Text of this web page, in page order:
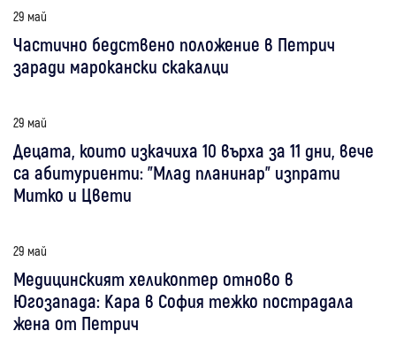
29 май
Частично бедствено положение в Петрич
заради марокански скакалци
29 май
Децата, които изкачиха 10 върха за 11 дни, вече
са абитуриенти: "Млад планинар" изпрати
Митко и Цвети
29 май
Медицинският хеликоптер отново в
Югозапада: Кара в София тежко пострадала
жена от Петрич